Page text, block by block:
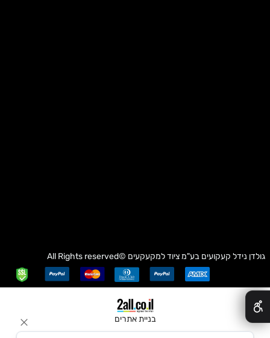
גולדן נידל קעקועים בע"מציוד למקעקעים ©All Rights reserved
בניית אתרים